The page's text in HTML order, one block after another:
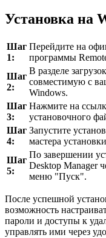
Установка на
Шаг
1:
Перейдите на
программы
Шаг
2:
В разделе
совместимую с
Windows.
Шаг
3:
Нажмите на
установочного
Шаг
4:
Запустите
мастера
Шаг
5:
По завершении
Desktop Manager
меню "Пуск".
После успешной
возможность
пароли и доступы к
управлять ими через